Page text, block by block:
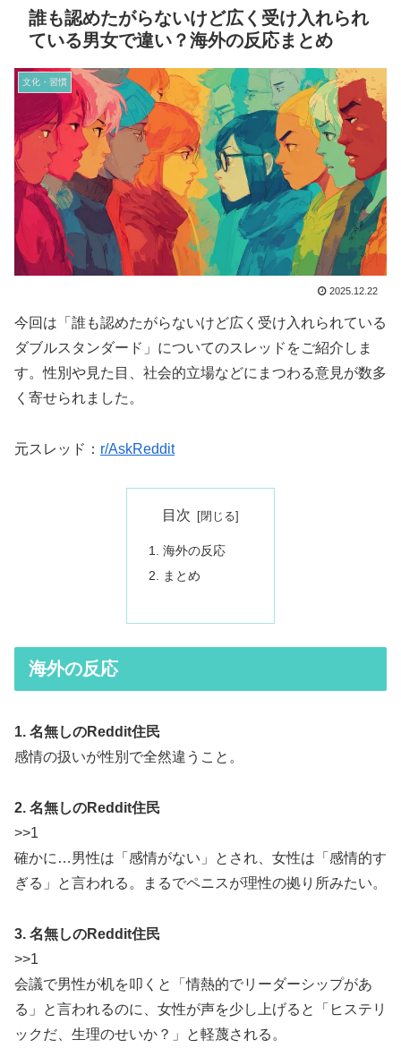
誰も認めたがらないけど広く受け入れられ
ている男女で違い？海外の反応まとめ
文化・習慣
2025.12.22
今回は「誰も認めたがらないけど広く受け入れられている
ダブルスタンダード」についてのスレッドをご紹介しま
す。性別や見た目、社会的立場などにまつわる意見が数多
く寄せられました。
元スレッド： r/AskReddit
目次
海外の反応
まとめ
海外の反応
1. 名無しのReddit住民
感情の扱いが性別で全然違うこと。
2. 名無しのReddit住民
>>1
確かに…男性は「感情がない」とされ、女性は「感情的す
ぎる」と言われる。まるでペニスが理性の拠り所みたい。
3. 名無しのReddit住民
>>1
会議で男性が机を叩くと「情熱的でリーダーシップがあ
る」と言われるのに、女性が声を少し上げると「ヒステリ
ックだ、生理のせいか？」と軽蔑される。